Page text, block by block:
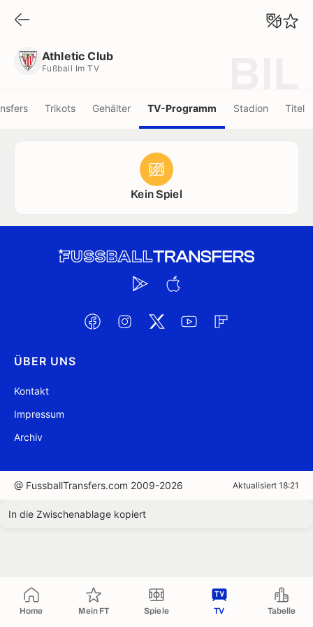
Home Mein FT Spiele TV Tabelle
Athletic Club
Fußball Im TV
Trikots Gehälter TV-Programm Stadion Titel
Kein Spiel
ÜBER UNS
Kontakt
Impressum
Archiv
@ FussballTransfers.com 2009-2026 Aktualisiert 18:21
In die Zwischenablage kopiert